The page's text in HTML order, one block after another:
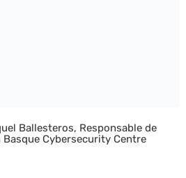
Ballesteros, Responsable de
Cybersecurity Centre